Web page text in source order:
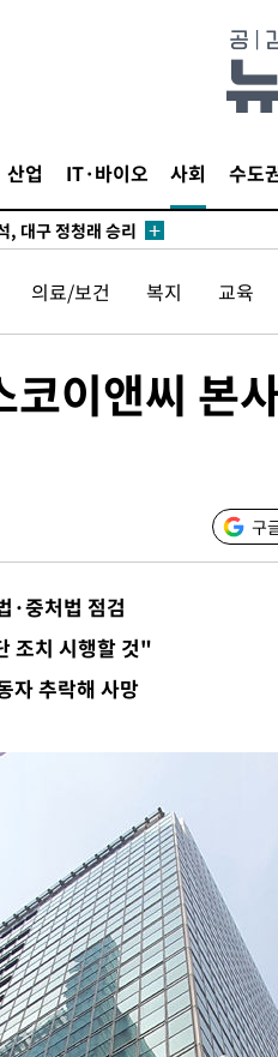
산업 IT·바이오 사회 수도
선수 되길"
)
로 승리…정청래
대구 정청래 승리
47.82%·김민석
석 승리…50.30%
10년 차에 첫 정
는 특급대우'
감시설 '온도차'
폭발 사건
데뷔전
안 '거부'
)
신 '벤치 시작'
로 승리…정청래
승리…정청래
, 대구 정청래 승리
석 47.37%·정청래
래 47.82%·김민석
석 승리…50.30%
조사"
의료/보건 복지 교육
이앤씨 본
구
·중처법 점검
조치 시행할 것"
자 추락해 사망